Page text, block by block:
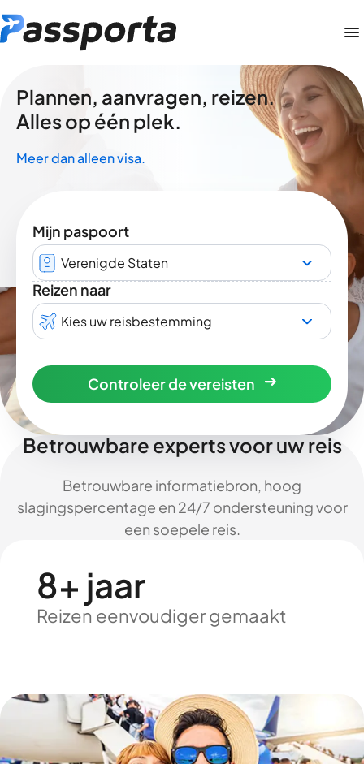
Plannen, aanvragen, reizen.
Alles op één plek.
Meer dan alleen visa.
Mijn paspoort
Verenigde Staten
Reizen naar
Kies uw reisbestemming
Controleer de vereisten
Betrouwbare experts voor uw reis
Betrouwbare informatiebron, hoog
slagingspercentage en 24/7 ondersteuning voor
een soepele reis.
8+ jaar
Reizen eenvoudiger gemaakt